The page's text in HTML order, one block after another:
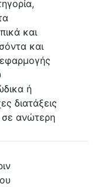
και
και
ή
διατάξεις
σε ανώτερη